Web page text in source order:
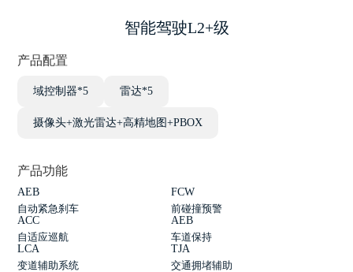
智能驾驶L2+级
产品配置
域控制器*5 雷达*5
摄像头+激光雷达+高精地图+PBOX
产品功能
AEB
自动紧急刹车
FCW
前碰撞预警
ACC
自适应巡航
AEB
车道保持
LCA
变道辅助系统
TJA
交通拥堵辅助